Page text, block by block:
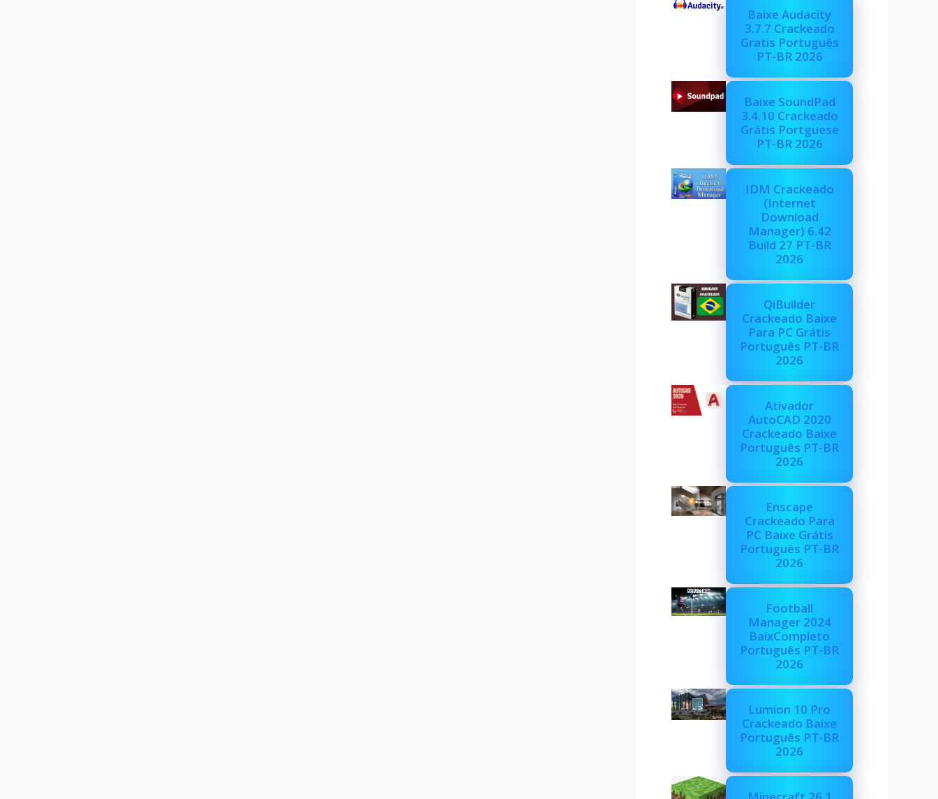
Baixe Audacity
3.7.7 Crackeado
Gratis Português
PT-BR 2026
Baixe SoundPad
3.4.10 Crackeado
Grátis Portguese
PT-BR 2026
IDM Crackeado
(Internet
Download
Manager) 6.42
Build 27 PT-BR
2026
QiBuilder
Crackeado Baixe
Para PC Grátis
Português PT-BR
2026
Ativador
AutoCAD 2020
Crackeado Baixe
Português PT-BR
2026
Enscape
Crackeado Para
PC Baixe Grátis
Português PT-BR
2026
Football
Manager 2024
BaixCompleto
Português PT-BR
2026
Lumion 10 Pro
Crackeado Baixe
Português PT-BR
2026